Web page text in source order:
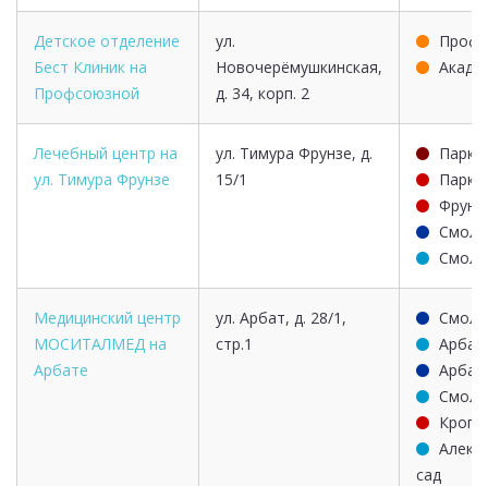
Детское отделение
Бест Клиник на
Профсоюзной
ул.
Новочерёмушкинская,
д. 34, корп. 2
Лечебный центр на
ул. Тимура Фрунзе
ул. Тимура Фрунзе, д.
15/1
Парк
Парк
Медицинский центр
МОСИТАЛМЕД на
Арбате
ул. Арбат, д. 28/1,
стр.1
сад